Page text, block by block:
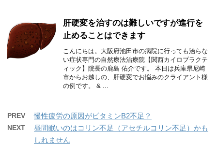
肝硬変を治すのは難しいですが進行を
止めることはできます
こんにちは。大阪府池田市の病院に行っても治らな
い症状専門の自然療法治療院【関西カイロプラクテ
ィック】院長の鹿島 佑介です。 本日は兵庫県尼崎
市からお越しの、肝硬変でお悩みのクライアント様
の例です。 & ...
PREV 慢性疲労の原因がビタミンB2不足？
NEXT
昼間眠いのはコリン不足（アセチルコリン不足）かも
しれません